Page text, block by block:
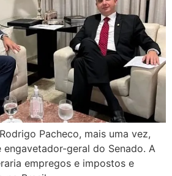
Pacheco, mais uma vez,
geral do Senado. A
empregos e impostos e